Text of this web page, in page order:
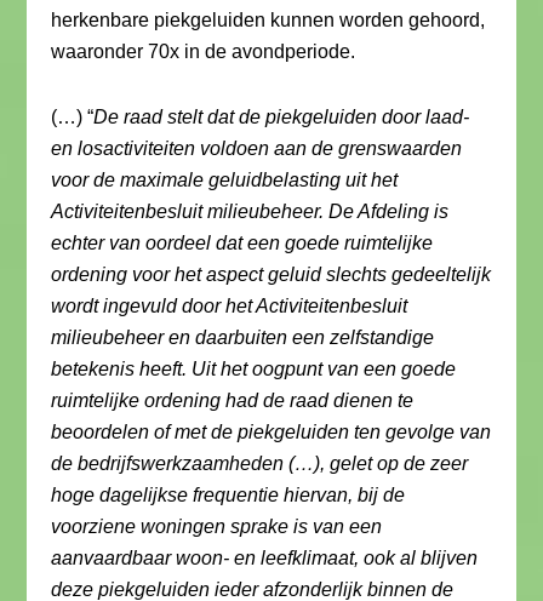
herkenbare piekgeluiden kunnen worden gehoord,
waaronder 70x in de avondperiode.
(…) “De raad stelt dat de piekgeluiden door laad-
en losactiviteiten voldoen aan de grenswaarden
voor de maximale geluidbelasting uit het
Activiteitenbesluit milieubeheer. De Afdeling is
echter van oordeel dat een goede ruimtelijke
ordening voor het aspect geluid slechts gedeeltelijk
wordt ingevuld door het Activiteitenbesluit
milieubeheer en daarbuiten een zelfstandige
betekenis heeft. Uit het oogpunt van een goede
ruimtelijke ordening had de raad dienen te
beoordelen of met de piekgeluiden ten gevolge van
de bedrijfswerkzaamheden (…), gelet op de zeer
hoge dagelijkse frequentie hiervan, bij de
voorziene woningen sprake is van een
aanvaardbaar woon- en leefklimaat, ook al blijven
deze piekgeluiden ieder afzonderlijk binnen de